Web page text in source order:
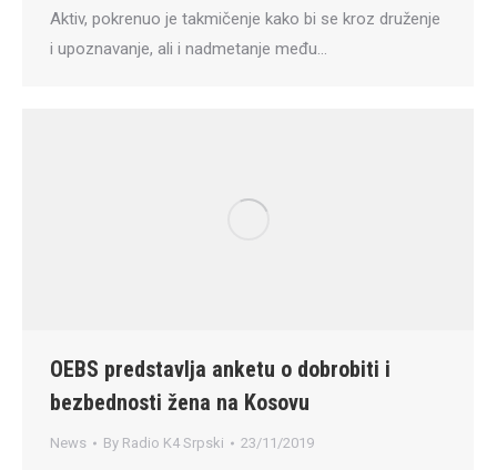
Aktiv, pokrenuo je takmičenje kako bi se kroz druženje
i upoznavanje, ali i nadmetanje među…
OEBS predstavlja anketu o dobrobiti i
bezbednosti žena na Kosovu
News By Radio K4 Srpski 23/11/2019